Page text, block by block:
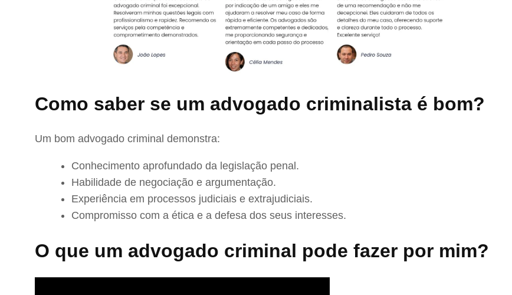
Como saber se um advogado criminalista é bom?
Um bom advogado criminal demonstra:
Conhecimento aprofundado da legislação penal.
Habilidade de negociação e argumentação.
Experiência em processos judiciais e extrajudiciais.
Compromisso com a ética e a defesa dos seus interesses.
O que um advogado criminal pode fazer por mim?